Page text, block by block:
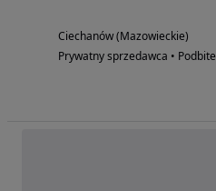
Ciechanów (Mazowieckie)
Prywatny sprzedawca • Podbite